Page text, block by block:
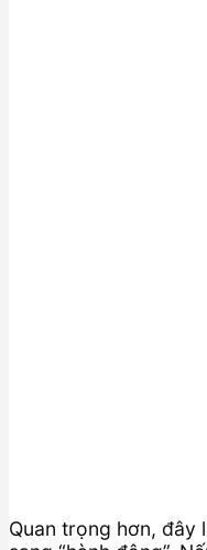
Quan trọng hơn, đây